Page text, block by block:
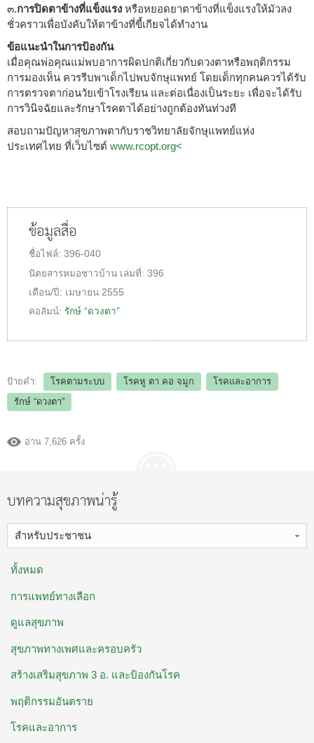
๓.การปิดตาข้างที่แข็งแรง หรือหยอดยาตาข้างที่แข็งแรงให้มัวลง
ชั่วคราวเพื่อบังคับให้ตาข้างที่ขี้เกียจได้ทำงาน
ข้อแนะนำในการป้องกัน
เมื่อคุณพ่อคุณแม่พบอาการผิดปกติเกี่ยวกับดวงตาหรือพฤติกรรม
การมองเห็น ควรรีบพาเด็กไปพบจักษุแพทย์ โดยเด็กทุกคนควรได้รับ
การตรวจตาก่อนวัยเข้าโรงเรียน และต่อเนื่องเป็นระยะ เพื่อจะได้รับ
การวินิจฉัยและรักษาโรคตาได้อย่างถูกต้องทันท่วงที
สอบถามปัญหาสุขภาพตากับราชวิทยาลัยจักษุแพทย์แห่ง
ประเทศไทย ที่เว็บไซต์ www.rcopt.org<
ข้อมูลสื่อ
ชื่อไฟล์: 396-040
นิตยสารหมอชาวบ้าน เล่มที่: 396
เดือน/ปี: เมษายน 2555
คอลัมน์: รักษ์ “ดวงตา”
ป้ายคำ: โรคตามระบบ โรคหู ตา คอ จมูก
โรคและอาการ
รักษ์ “ดวงตา”
อ่าน 7,626 ครั้ง
บทความสุขภาพน่ารู้
สำหรับประชาชน
ทั้งหมด
การแพทย์ทางเลือก
ดูแลสุขภาพ
สุขภาพทางเพศและครอบครัว
สร้างเสริมสุขภาพ 3 อ. ​และป้องกันโรค
พฤติกรรมอันตราย
โรคและอาการ